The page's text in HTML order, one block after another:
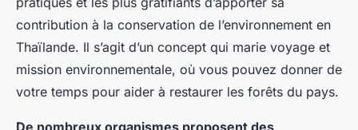
contribution à la conservation de l’environnement en
Thaïlande. Il s’agit d’un concept qui marie voyage et
mission environnementale, où vous pouvez donner de
votre temps pour aider à restaurer les forêts du pays.
De nombreux organismes proposent des